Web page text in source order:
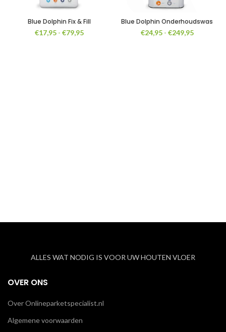
Blue Dolphin Fix & Fill
€17,95 - €79,95Prijsklasse:
Blue Dolphin Onderhoudswas
€24,95 - €249,95
ALLES WAT NODIG IS VOOR UW HOUTEN VLOER
OVER ONS
Over Onlineparketspecialist.nl
Algemene voorwaarden